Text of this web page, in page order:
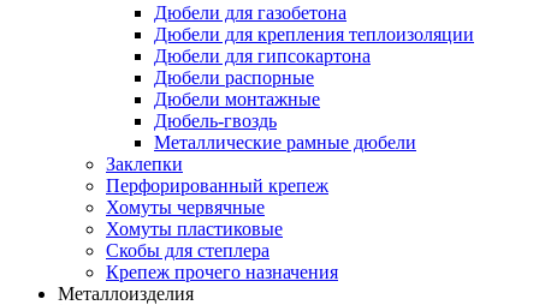
Дюбели для газобетона
Дюбели для крепления теплоизоляции
Дюбели для гипсокартона
Дюбели распорные
Дюбели монтажные
Дюбель-гвоздь
Металлические рамные дюбели
Заклепки
Перфорированный крепеж
Хомуты червячные
Хомуты пластиковые
Скобы для степлера
Крепеж прочего назначения
Металлоизделия